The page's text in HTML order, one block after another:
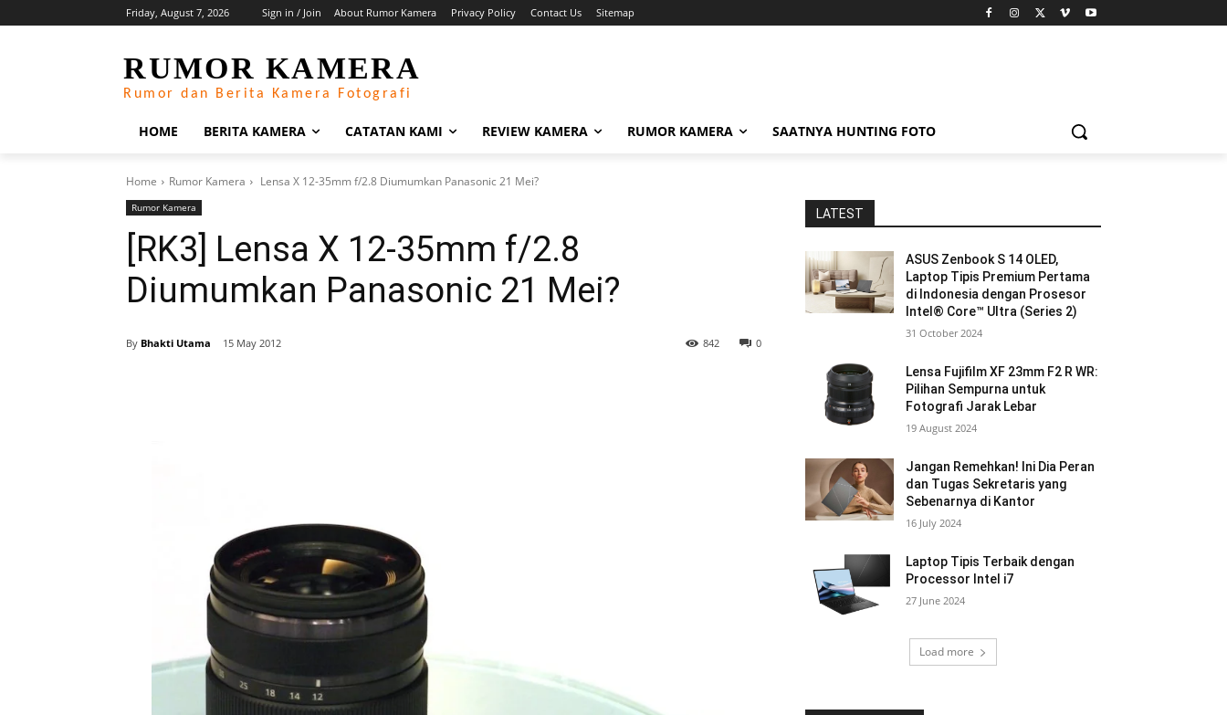
Friday, August 7, 2026 Sign in / Join About Rumor Kamera Privacy Policy Contact Us Sitemap
RUMOR KAMERA
Rumor dan Berita Kamera Fotografi
HOME BERITA KAMERA CATATAN KAMI REVIEW KAMERA RUMOR KAMERA SAATNYA HUNTING FOTO
Home Rumor Kamera Lensa X 12-35mm f/2.8 Diumumkan Panasonic 21 Mei?
Rumor Kamera
[RK3] Lensa X 12-35mm f/2.8
Diumumkan Panasonic 21 Mei?
By Bhakti Utama 15 May 2012 0
842
LATEST
ASUS Zenbook S 14 OLED,
Laptop Tipis Premium Pertama
di Indonesia dengan Prosesor
Intel® Core™ Ultra (Series 2)
31 October 2024
Lensa Fujifilm XF 23mm F2 R WR:
Pilihan Sempurna untuk
Fotografi Jarak Lebar
19 August 2024
Jangan Remehkan! Ini Dia Peran
dan Tugas Sekretaris yang
Sebenarnya di Kantor
16 July 2024
Laptop Tipis Terbaik dengan
Processor Intel i7
27 June 2024
Load more